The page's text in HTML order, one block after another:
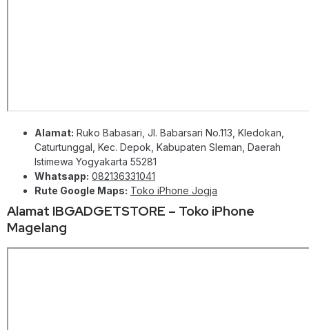
Alamat: Ruko Babasari, Jl. Babarsari No.113, Kledokan,
Caturtunggal, Kec. Depok, Kabupaten Sleman, Daerah
Istimewa Yogyakarta 55281
Whatsapp: 082136331041
Rute Google Maps: Toko iPhone Jogja
Alamat IBGADGETSTORE – Toko iPhone
Magelang